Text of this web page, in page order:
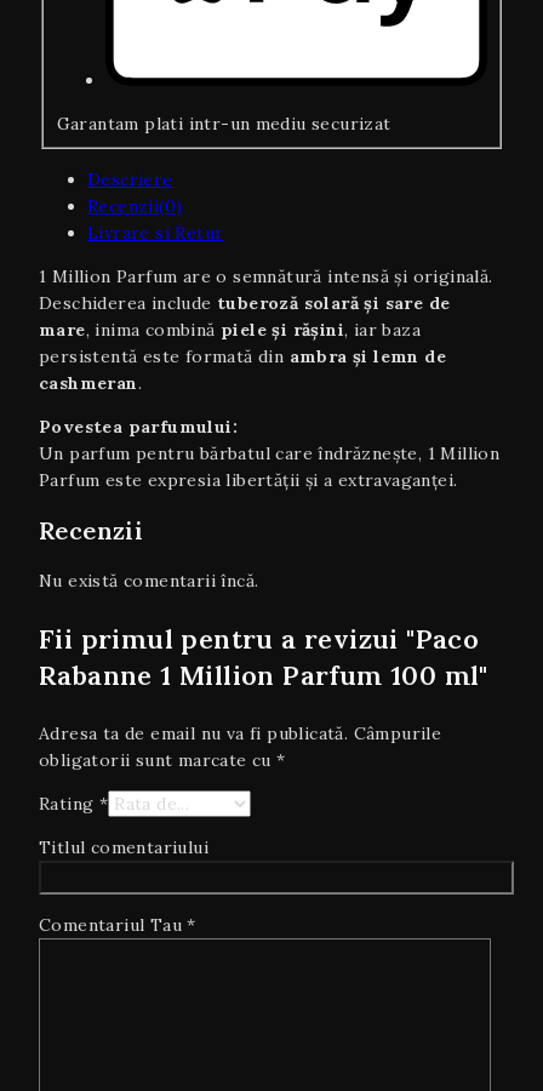
Garantam plati intr-un mediu securizat
Descriere
Recenzii(0)
Livrare si Retur
1 Million Parfum are o semnătură intensă și originală.
Deschiderea include tuberoză solară și sare de
mare, inima combină piele și rășini, iar baza
persistentă este formată din ambra și lemn de
cashmeran.
Povestea parfumului:
Un parfum pentru bărbatul care îndrăznește, 1 Million
Parfum este expresia libertății și a extravaganței.
Recenzii
Nu există comentarii încă.
Fii primul pentru a revizui "Paco
Rabanne 1 Million Parfum 100 ml"
Adresa ta de email nu va fi publicată. Câmpurile
obligatorii sunt marcate cu*
Rating *
Titlul comentariului
Comentariul Tau*